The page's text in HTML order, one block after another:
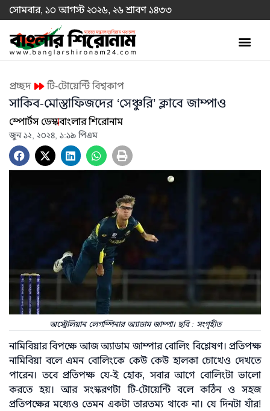
সোমবার, ১০ আগস্ট ২০২৬, ২৬ শ্রাবণ ১৪৩৩
প্রচ্ছদ টি-টোয়েন্টি বিশ্বকাপ
সাকিব-মোস্তাফিজদের ‘সেঞ্চুরি’ ক্লাবে জাম্পাও
স্পোর্টস ডেস্কবাংলার শিরোনাম
জুন ১২, ২০২৪, ১:১৯ পিএম
অস্ট্রেলিয়ান লেগস্পিনার অ্যাডাম জাম্পা। ছবি : সংগৃহীত
নামিবিয়ার বিপক্ষে আজ অ্যাডাম জাম্পার বোলিং বিশ্লেষণ। প্রতিপক্ষ
নামিবিয়া বলে এমন বোলিংকে কেউ কেউ হালকা চোখেও দেখতে
পারেন। তবে প্রতিপক্ষ যে-ই হোক, সবার আগে বোলিংটা ভালো
করতে হয়। আর সংস্করণটা টি-টোয়েন্টি বলে কঠিন ও সহজ
প্রতিপক্ষের মধ্যেও তেমন একটা তারতম্য থাকে না। যে দিনটা যাঁর!